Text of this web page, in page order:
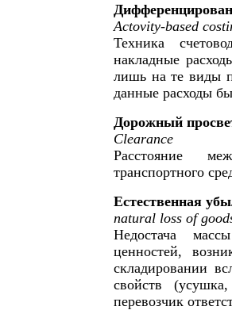
Actovity-based
Техника
накладные
лишь на те виды
данные расходы
Дорожный
Clearance
Расстояние
транспортного
Естественная
natural loss of
Недостача
ценностей,
складировании
свойств
перевозчик